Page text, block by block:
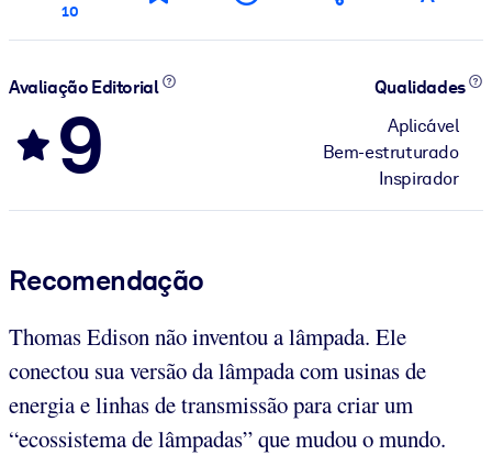
10
Avaliação Editorial
9
Qualidades
Aplicável
Bem-estruturado
Inspirador
Recomendação
Thomas Edison não inventou a lâmpada. Ele
conectou sua versão da lâmpada com usinas de
energia e linhas de transmissão para criar um
“ecossistema de lâmpadas” que mudou o mundo.